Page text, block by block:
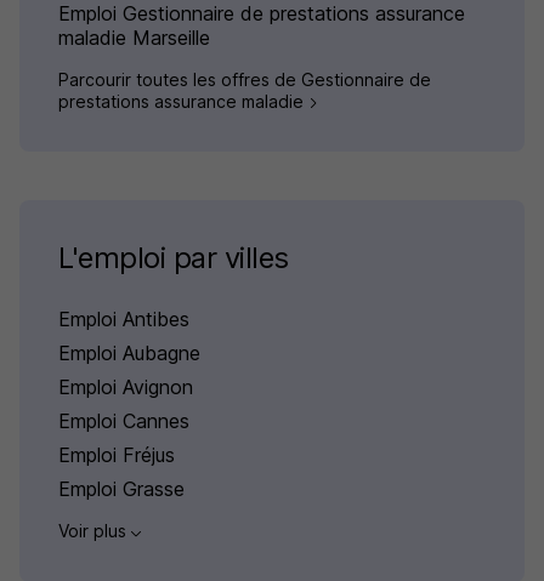
Emploi Gestionnaire de prestations assurance
maladie Marseille
Parcourir toutes les offres de Gestionnaire de
prestations assurance maladie
L'emploi par villes
Emploi Antibes
Emploi Aubagne
Emploi Avignon
Emploi Cannes
Emploi Fréjus
Emploi Grasse
Voir plus